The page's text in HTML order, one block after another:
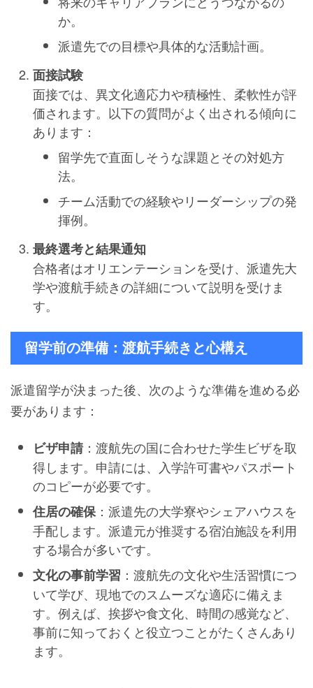
か。
派遣先での目標や具体的な活動計画。
面接試験
面接では、異文化適応力や積極性、柔軟性が評
価されます。以下の質問がよく出される傾向に
あります：
留学先で直面しそうな課題とその対処方
法。
チーム活動での経験やリーダーシップの発
揮例。
最終選考と結果通知
合格者はオリエンテーションを受け、派遣先大
学や渡航手続きの詳細について説明を受けま
す。
留学前の準備：渡航手続きと心構え
派遣留学が決まった後、次のような準備を進める必
要があります：
ビザ申請：渡航先の国に合わせた学生ビザを取
得します。申請には、入学許可書やパスポート
のコピーが必要です。
住居の確保 ：派遣先の大学寮やシェアハウスを
手配します。派遣元が推奨する宿泊施設を利用
する場合が多いです。
文化の事前学習 ：渡航先の文化や生活習慣につ
いて学び、現地でのスムーズな適応に備えま
す。例えば、挨拶や食文化、時間の感覚など、
事前に知っておくと役立つことがたくさんあり
ます。